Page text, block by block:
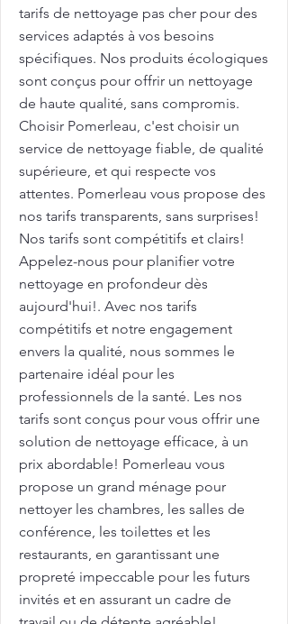
tarifs de nettoyage pas cher pour des
services adaptés à vos besoins
spécifiques. Nos produits écologiques
sont conçus pour offrir un nettoyage
de haute qualité, sans compromis.
Choisir Pomerleau, c'est choisir un
service de nettoyage fiable, de qualité
supérieure, et qui respecte vos
attentes. Pomerleau vous propose des
nos tarifs transparents, sans surprises!
Nos tarifs sont compétitifs et clairs!
Appelez-nous pour planifier votre
nettoyage en profondeur dès
aujourd'hui!. Avec nos tarifs
compétitifs et notre engagement
envers la qualité, nous sommes le
partenaire idéal pour les
professionnels de la santé. Les nos
tarifs sont conçus pour vous offrir une
solution de nettoyage efficace, à un
prix abordable! Pomerleau vous
propose un grand ménage pour
nettoyer les chambres, les salles de
conférence, les toilettes et les
restaurants, en garantissant une
propreté impeccable pour les futurs
invités et en assurant un cadre de